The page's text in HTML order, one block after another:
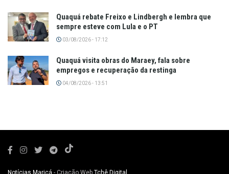
Quaquá rebate Freixo e Lindbergh e lembra que
sempre esteve com Lula e o PT
03/08/2026 - 17:12
Quaquá visita obras do Maraey, fala sobre
empregos e recuperação da restinga
04/08/2026 - 13:51
Notícias Maricá - Criação Web Tchê Digital